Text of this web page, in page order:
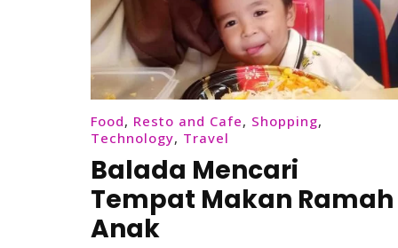
Food, Resto and Cafe, Shopping,
Technology, Travel
Balada Mencari
Tempat Makan Ramah
Anak